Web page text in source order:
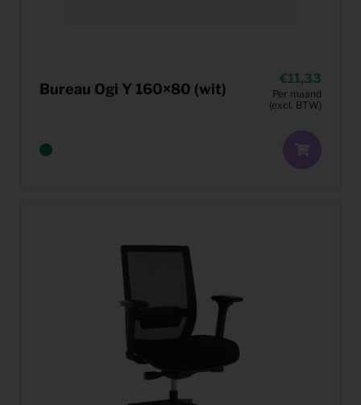
Bureau Ogi Y 160×80 (wit)
11,33
Per maand
(excl. BTW)